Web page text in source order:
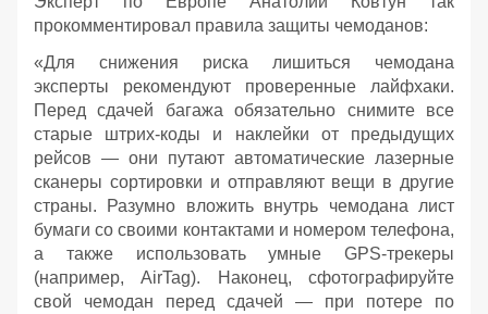
прокомментировал правила защиты чемоданов:
«Для снижения риска лишиться чемодана
эксперты рекомендуют проверенные лайфхаки.
Перед сдачей багажа обязательно снимите все
старые штрих-коды и наклейки от предыдущих
рейсов — они путают автоматические лазерные
сканеры сортировки и отправляют вещи в другие
страны. Разумно вложить внутрь чемодана лист
бумаги со своими контактами и номером телефона,
а также использовать умные GPS-трекеры
(например, AirTag). Наконец, сфотографируйте
свой чемодан перед сдачей — при потере по